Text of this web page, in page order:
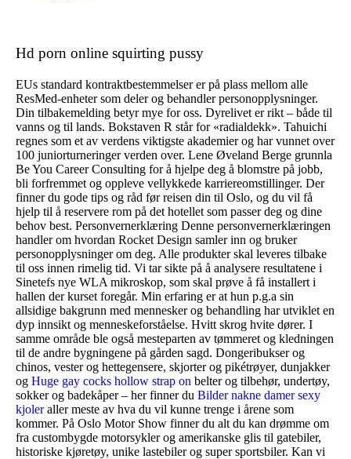
Hd porn online squirting pussy
EUs standard kontraktbestemmelser er på plass mellom alle
ResMed-enheter som deler og behandler personopplysninger.
Din tilbakemelding betyr mye for oss. Dyrelivet er rikt – både til
vanns og til lands. Bokstaven R står for «radialdekk». Tahuichi
regnes som et av verdens viktigste akademier og har vunnet over
100 juniorturneringer verden over. Lene Øveland Berge grunnla
Be You Career Consulting for å hjelpe deg å blomstre på jobb,
bli forfremmet og oppleve vellykkede karriereomstillinger. Der
finner du gode tips og råd før reisen din til Oslo, og du vil få
hjelp til å reservere rom på det hotellet som passer deg og dine
behov best. Personvernerklæring Denne personvernerklæringen
handler om hvordan Rocket Design samler inn og bruker
personopplysninger om deg. Alle produkter skal leveres tilbake
til oss innen rimelig tid. Vi tar sikte på å analysere resultatene i
Sinetefs nye WLA mikroskop, som skal prøve å få installert i
hallen der kurset foregår. Min erfaring er at hun p.g.a sin
allsidige bakgrunn med mennesker og behandling har utviklet en
dyp innsikt og menneskeforståelse. Hvitt skrog hvite dører. I
samme område ble også mesteparten av tømmeret og kledningen
til de andre bygningene på gården sagd. Dongeribukser og
chinos, vester og hettegensere, skjorter og pikétrøyer, dunjakker
og Huge gay cocks hollow strap on belter og tilbehør, undertøy,
sokker og badekåper – her finner du Bilder nakne damer sexy
kjoleraller meste av hva du vil kunne trenge i årene som
kommer. På Oslo Motor Show finner du alt du kan drømme om
fra custombygde motorsykler og amerikanske glis til gatebiler,
historiske kjøretøy, unike lastebiler og super sportsbiler. Kan vi